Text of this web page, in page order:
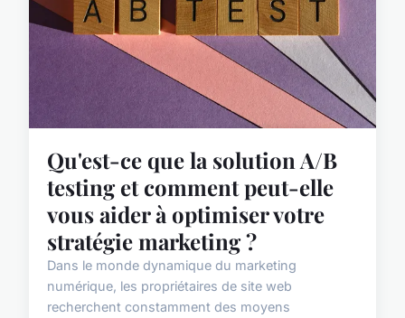
Qu'est-ce que la solution A/B
testing et comment peut-elle
vous aider à optimiser votre
stratégie marketing ?
Dans le monde dynamique du marketing
numérique, les propriétaires de site web
recherchent constamment des moyens